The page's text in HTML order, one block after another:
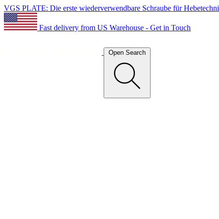
VGS PLATE: Die erste wiederverwendbare Schraube für
Fast delivery from US Warehouse - Get in Touch
Open Search